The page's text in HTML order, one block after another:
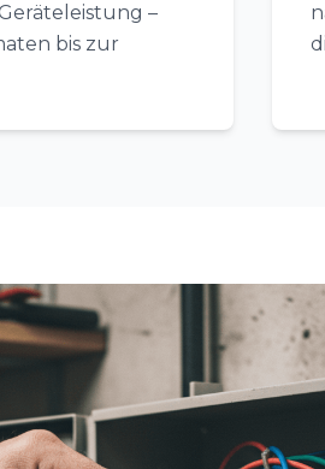
–
bis zur